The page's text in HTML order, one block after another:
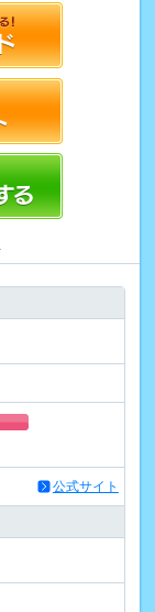
公式サイト